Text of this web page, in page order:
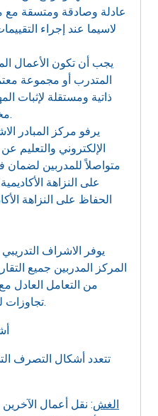
عادلة وصادقة ومتسقة مع
لاسيما عند إجراء
يجب أن تكون الأعمال
المتدرب أو مجموعة
ذاتية ومستقلة لإثبات
مخرجات العملية التعليمية.
يرفو مركز المبادر
الإلكتروني والتعليم
متواصلاً للمدربين لضمان
على النزاهة
الحفاظ على النزاهة
يوفر الاشراف
المركز المدربين جميع
من التعامل العادل
تجاوزات لمبادئ النزاهة الأكاديمية.
تتعدد أشكال التصرف
الغش: نقل أعمال